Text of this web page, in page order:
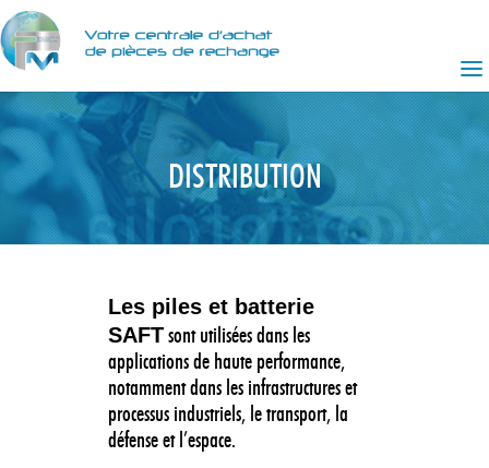
DISTRIBUTION
Les piles et batterie
SAFT sont utilisées dans les
applications de haute performance,
notamment dans les infrastructures et
processus industriels, le transport, la
défense et l’espace.